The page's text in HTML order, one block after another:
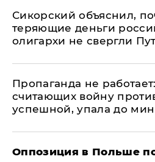
Сикорский объяснил,
теряющие деньги
олигархи не свергли
​Пропаганда не
считающих войну
успешной, упала до
Оппозиция в Польше